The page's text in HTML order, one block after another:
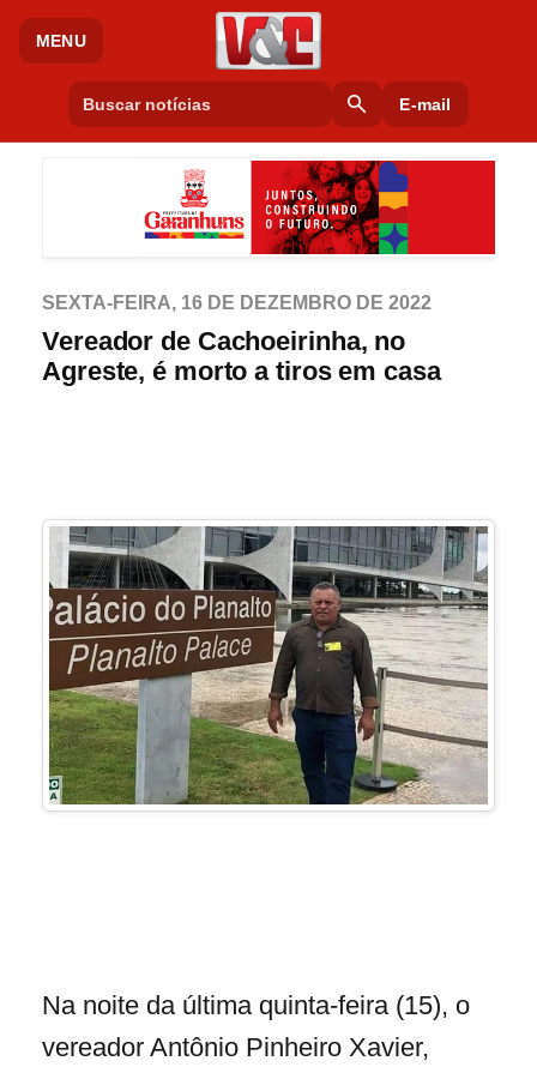
MENU
search E-mail
SEXTA-FEIRA, 16 DE DEZEMBRO DE 2022
Vereador de Cachoeirinha, no
Agreste, é morto a tiros em casa
Na noite da última quinta-feira (15), o
vereador Antônio Pinheiro Xavier,